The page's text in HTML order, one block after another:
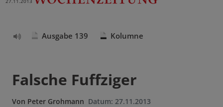
Ausgabe 139 Kolumne
Falsche Fuffziger
Von Peter Grohmann Datum: 27.11.2013